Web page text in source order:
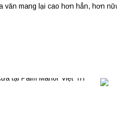
văn mang lại cao hơn hẳn, hơn